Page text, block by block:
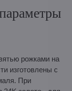
рожками на
изготовлены с
При